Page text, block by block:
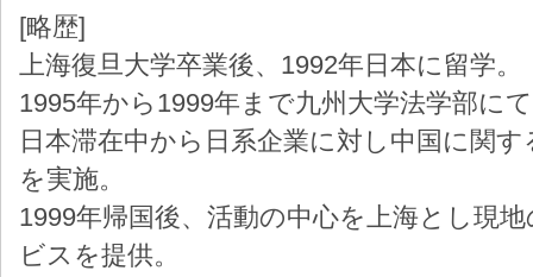
[略歴]
上海復旦大学卒業後、1992年日本に留学。
1995年から1999年まで九州大学法学部に
日本滞在中から日系企業に対し中国に関
を実施。
1999年帰国後、活動の中心を上海とし現
ビスを提供。